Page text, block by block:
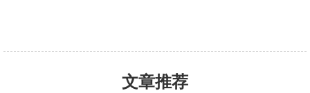
文章推荐